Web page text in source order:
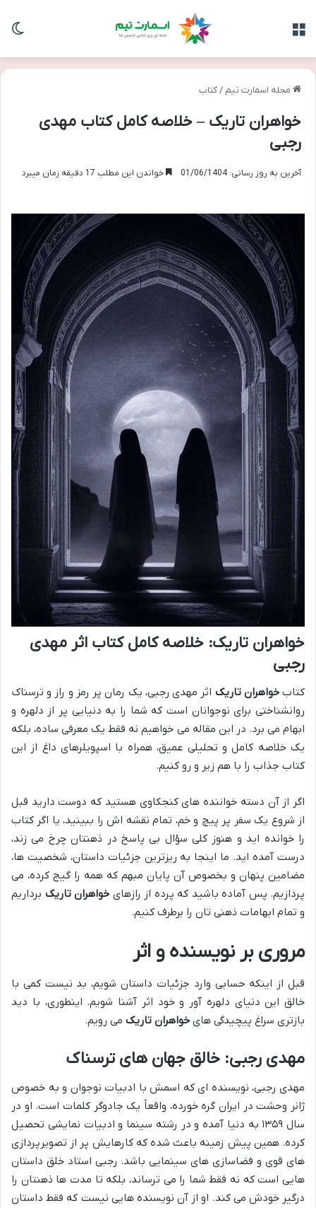
مجله اسمارت تیم /کتاب
خواهران تاریک – خلاصه کامل کتاب مهدی
رجبی
آخرین به روز رسانی: 01/06/1404 خواندن این مطلب 17 دقیقه زمان میبرد
خواهران تاریک: خلاصه کامل کتاب اثر مهدی
رجبی
کتابخواهران تاریک اثر مهدی رجبی، یک رمان پر رمز و راز و ترسناک
روانشناختی برای نوجوانان است که شما را به دنیایی پر از دلهره و
ابهام می برد. در این مقاله می خواهیم نه فقط یک معرفی ساده، بلکه
یک خلاصه کامل و تحلیلی عمیق، همراه با اسپویلرهای داغ از این
کتاب جذاب را با هم زیر و رو کنیم.
اگر از آن دسته خواننده های کنجکاوی هستید که دوست دارید قبل
از شروع یک سفر پر پیچ و خم، تمام نقشه اش را ببینید، یا اگر کتاب
را خوانده اید و هنوز کلی سؤال بی پاسخ در ذهنتان چرخ می زند،
درست آمده اید. ما اینجا به ریزترین جزئیات داستان، شخصیت ها،
مضامین پنهان و بخصوص آن پایان مبهم که همه را گیج کرده، می
پردازیم. پس آماده باشید که پرده از رازهای خواهران تاریک برداریم
و تمام ابهامات ذهنی تان را برطرف کنیم.
مروری بر نویسنده و اثر
قبل از اینکه حسابی وارد جزئیات داستان شویم، بد نیست کمی با
خالق این دنیای دلهره آور و خود اثر آشنا شویم. اینطوری، با دید
بازتری سراغ پیچیدگی های خواهران تاریک می رویم.
مهدی رجبی: خالق جهان های ترسناک
مهدی رجبی، نویسنده ای که اسمش با ادبیات نوجوان و به خصوص
ژانر وحشت در ایران گره خورده، واقعاً یک جادوگر کلمات است. او در
سال ۱۳۵۹ به دنیا آمده و در رشته سینما و ادبیات نمایشی تحصیل
کرده. همین پیش زمینه باعث شده که کارهایش پر از تصویرپردازی
های قوی و فضاسازی های سینمایی باشد. رجبی استاد خلق داستان
هایی است که نه فقط شما را می ترساند، بلکه تا مدت ها ذهنتان را
درگیر خودش می کند. او از آن نویسنده هایی نیست که فقط داستان